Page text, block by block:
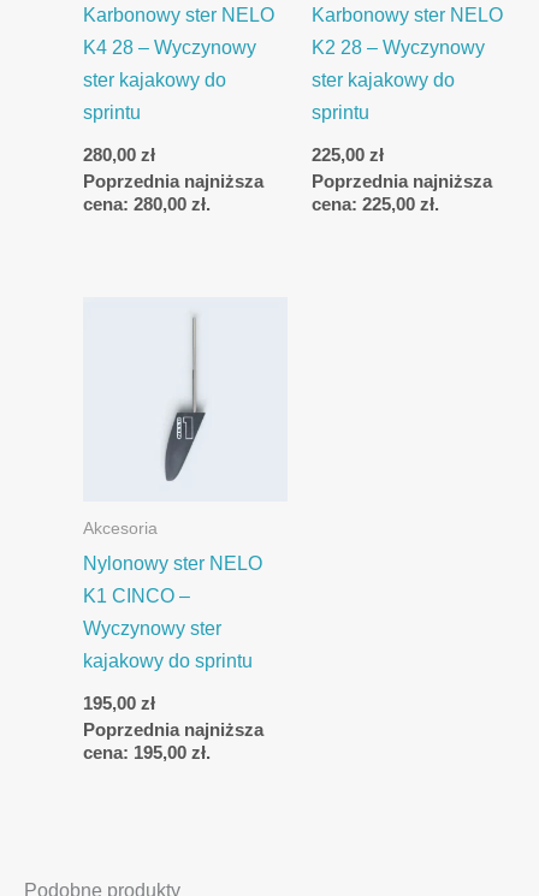
Karbonowy ster NELO
K4 28 – Wyczynowy
ster kajakowy do
sprintu
280,00zł
Poprzednia najniższa
cena:280,00zł.
Karbonowy ster NELO
K2 28 – Wyczynowy
ster kajakowy do
sprintu
225,00 zł
Poprzednia najniższa
cena: 225,00 zł.
Akcesoria
Nylonowy ster NELO
K1 CINCO –
Wyczynowy ster
kajakowy do sprintu
195,00zł
Poprzednia najniższa
cena: 195,00zł.
Podobne produkty